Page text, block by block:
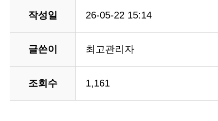
작성일 26-05-22 15:14
글쓴이 최고관리자
조회수 1,161